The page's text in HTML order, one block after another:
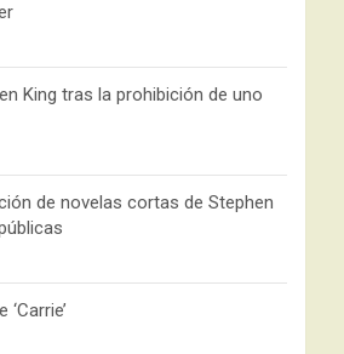
King tras la prohibición de uno
de novelas cortas de Stephen